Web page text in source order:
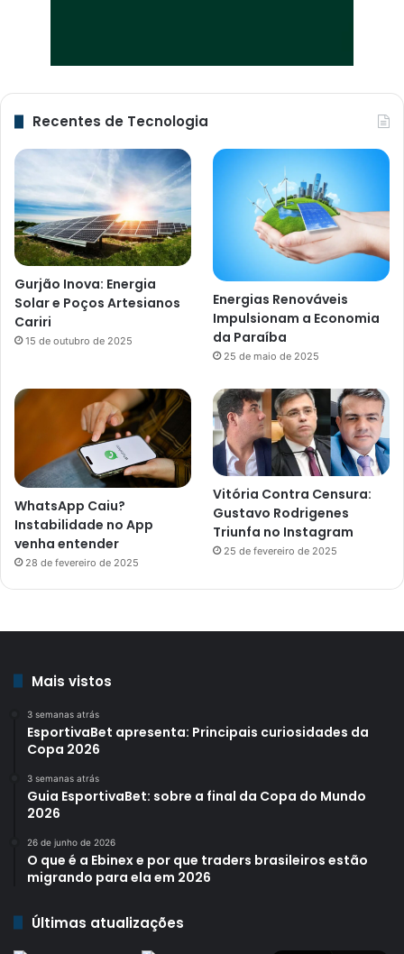
Recentes de Tecnologia
Gurjão Inova: Energia
Solar e Poços Artesianos
Cariri
15 de outubro de 2025
Energias Renováveis
Impulsionam a Economia
da Paraíba
25 de maio de 2025
WhatsApp Caiu?
Instabilidade no App
venha entender
28 de fevereiro de 2025
Vitória Contra Censura:
Gustavo Rodrigenes
Triunfa no Instagram
25 de fevereiro de 2025
Mais vistos
3 semanas atrás
EsportivaBet apresenta: Principais curiosidades da
Copa 2026
3 semanas atrás
Guia EsportivaBet: sobre a final da Copa do Mundo
2026
26 de junho de 2026
O que é a Ebinex e por que traders brasileiros estão
migrando para ela em 2026
Últimas atualizações